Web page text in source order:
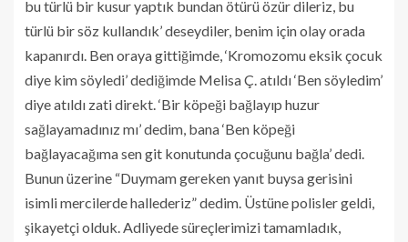
bu türlü bir kusur yaptık bundan ötürü özür dileriz, bu
türlü bir söz kullandık’ deseydiler, benim için olay orada
kapanırdı. Ben oraya gittiğimde, ‘Kromozomu eksik çocuk
diye kim söyledi’ dediğimde Melisa Ç. atıldı ‘Ben söyledim’
diye atıldı zati direkt. ‘Bir köpeği bağlayıp huzur
sağlayamadınız mı’ dedim, bana ‘Ben köpeği
bağlayacağıma sen git konutunda çocuğunu bağla’ dedi.
Bunun üzerine “Duymam gereken yanıt buysa gerisini
isimli mercilerde hallederiz” dedim. Üstüne polisler geldi,
şikayetçi olduk. Adliyede süreçlerimizi tamamladık,